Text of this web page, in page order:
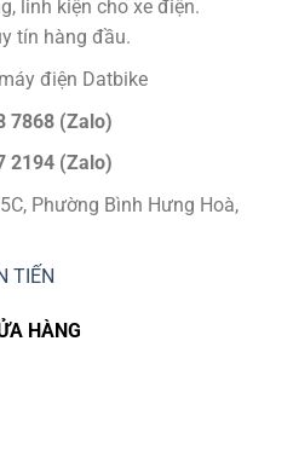
linh kiện cho xe điện.
tín hàng đầu.
điện Datbike
7868 (Zalo)
2194 (Zalo)
Phường Bình Hưng Hoà,
TIẾN
HÀNG